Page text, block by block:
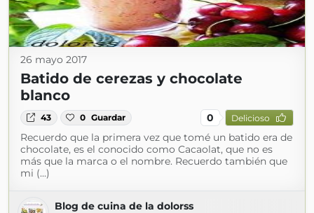
26 mayo 2017
Batido de cerezas y chocolate
blanco
43 0 Guardar 0 Delicioso
Recuerdo que la primera vez que tomé un batido era de
chocolate, es el conocido como Cacaolat, que no es
más que la marca o el nombre. Recuerdo también que
mi (...)
Blog de cuina de la dolorss